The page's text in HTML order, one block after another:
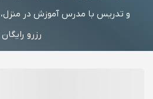
و تدریس با مدرس آموزش در منزل،
رزرو رایگان